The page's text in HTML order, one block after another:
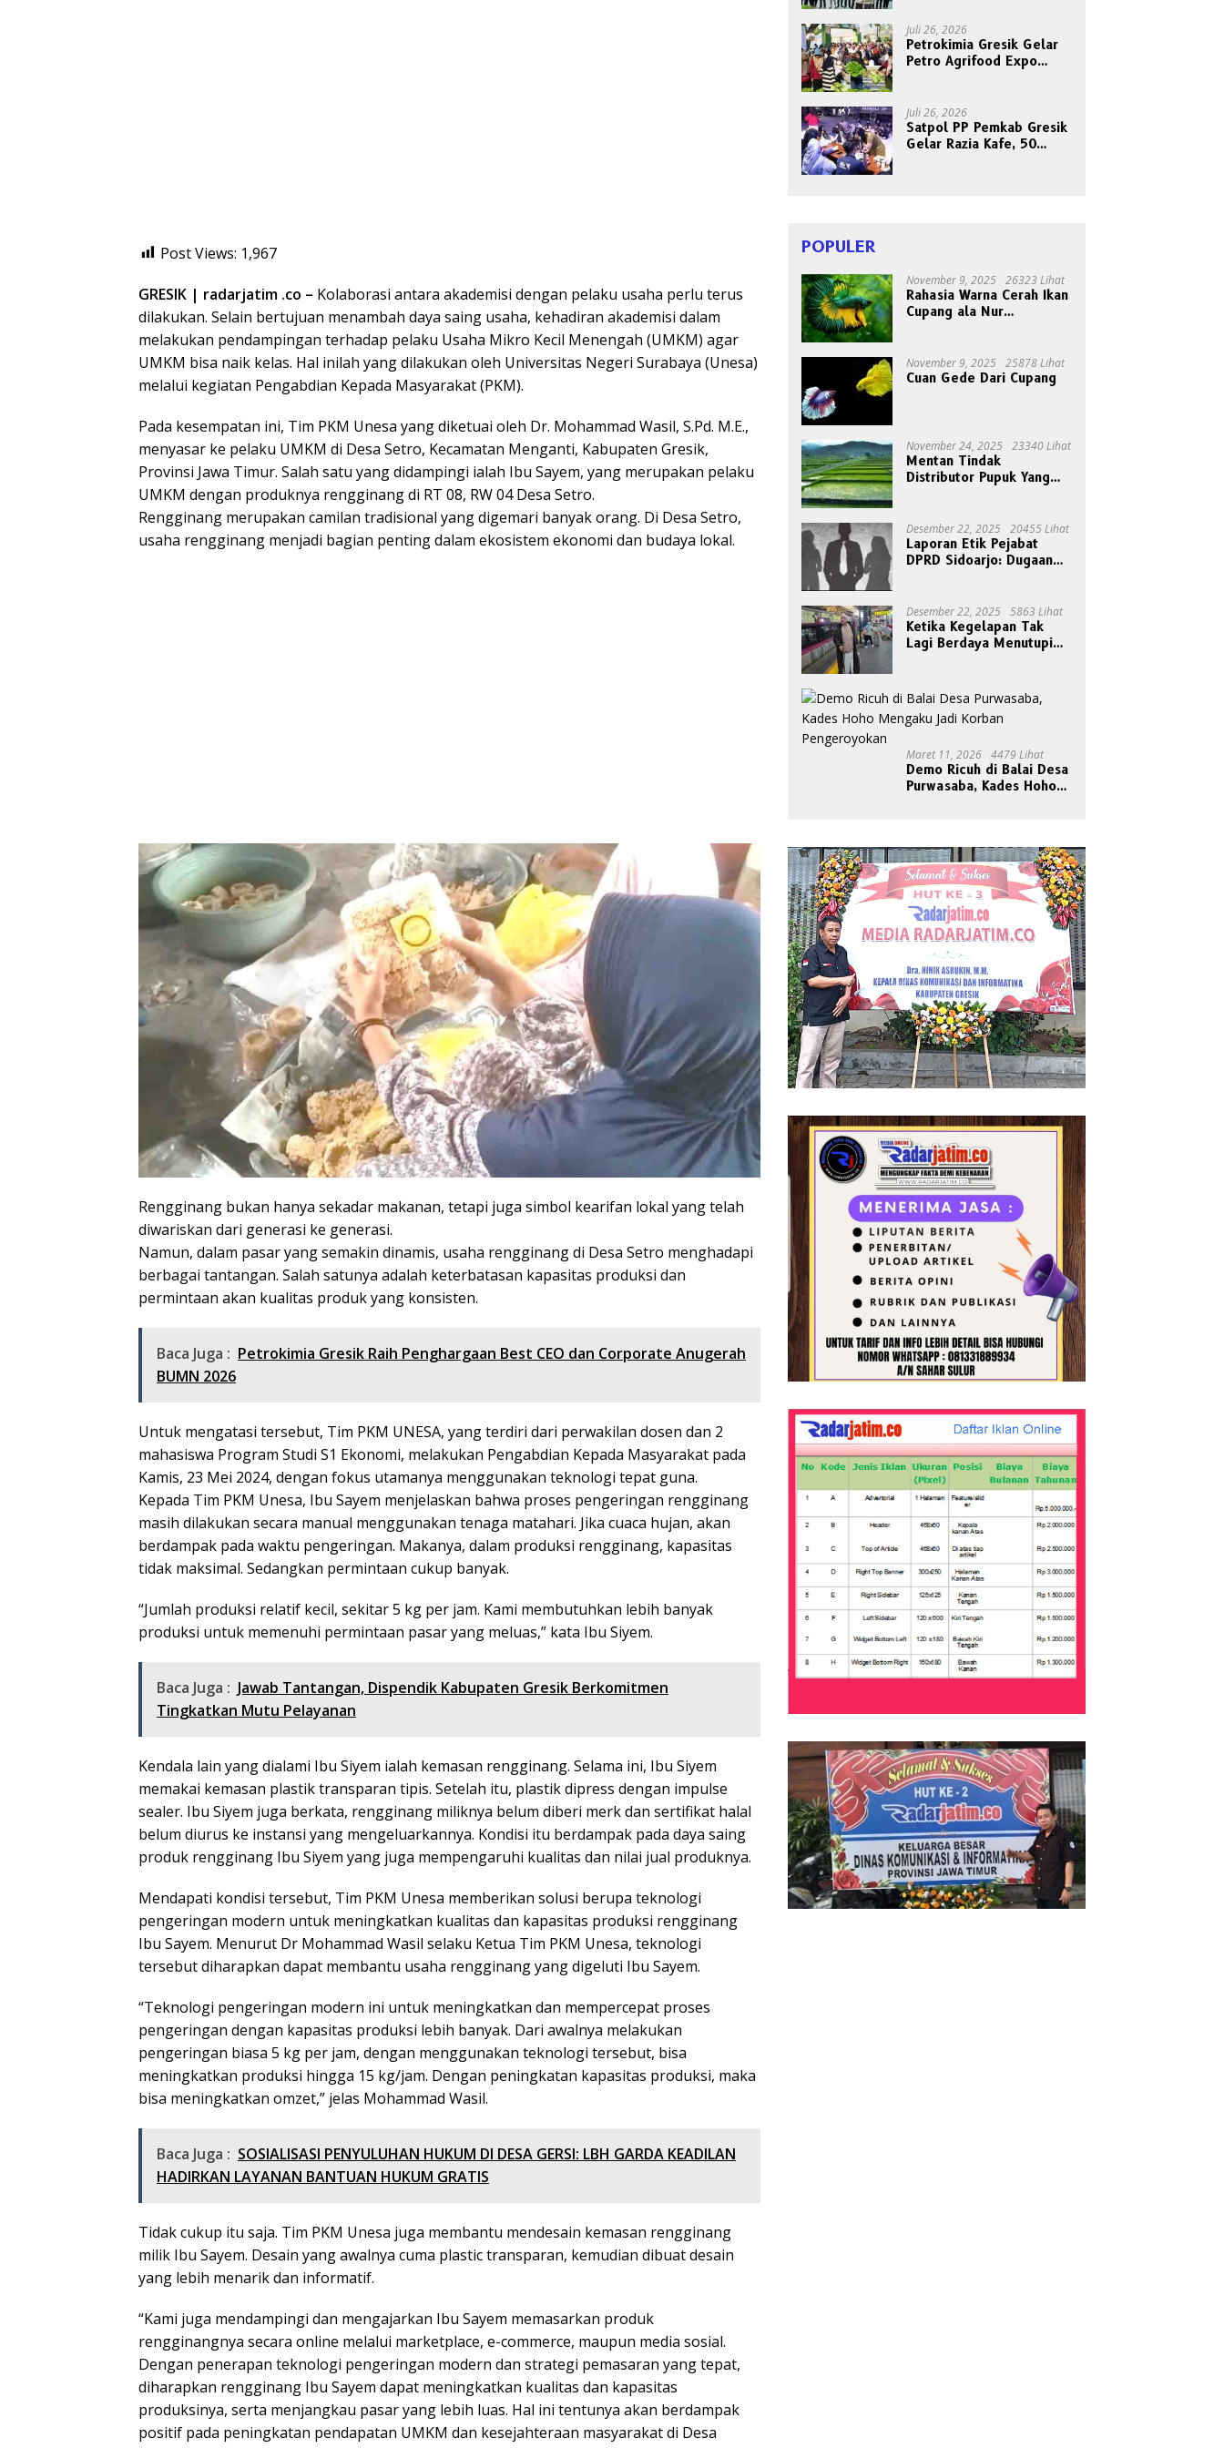
Post Views: 1,967
GRESIK | radarjatim .co – Kolaborasi antara akademisi dengan pelaku usaha perlu terus
dilakukan. Selain bertujuan menambah daya saing usaha, kehadiran akademisi dalam
melakukan pendampingan terhadap pelaku Usaha Mikro Kecil Menengah (UMKM) agar
UMKM bisa naik kelas. Hal inilah yang dilakukan oleh Universitas Negeri Surabaya (Unesa)
melalui kegiatan Pengabdian Kepada Masyarakat (PKM).
Pada kesempatan ini, Tim PKM Unesa yang diketuai oleh Dr. Mohammad Wasil, S.Pd. M.E.,
menyasar ke pelaku UMKM di Desa Setro, Kecamatan Menganti, Kabupaten Gresik,
Provinsi Jawa Timur. Salah satu yang didampingi ialah Ibu Sayem, yang merupakan pelaku
UMKM dengan produknya rengginang di RT 08, RW 04 Desa Setro.
Rengginang merupakan camilan tradisional yang digemari banyak orang. Di Desa Setro,
usaha rengginang menjadi bagian penting dalam ekosistem ekonomi dan budaya lokal.
Rengginang bukan hanya sekadar makanan, tetapi juga simbol kearifan lokal yang telah
diwariskan dari generasi ke generasi.
Namun, dalam pasar yang semakin dinamis, usaha rengginang di Desa Setro menghadapi
berbagai tantangan. Salah satunya adalah keterbatasan kapasitas produksi dan
permintaan akan kualitas produk yang konsisten.
Baca Juga : Petrokimia Gresik Raih Penghargaan Best CEO dan Corporate Anugerah
BUMN 2026
Untuk mengatasi tersebut, Tim PKM UNESA, yang terdiri dari perwakilan dosen dan 2
mahasiswa Program Studi S1 Ekonomi, melakukan Pengabdian Kepada Masyarakat pada
Kamis, 23 Mei 2024, dengan fokus utamanya menggunakan teknologi tepat guna.
Kepada Tim PKM Unesa, Ibu Sayem menjelaskan bahwa proses pengeringan rengginang
masih dilakukan secara manual menggunakan tenaga matahari. Jika cuaca hujan, akan
berdampak pada waktu pengeringan. Makanya, dalam produksi rengginang, kapasitas
tidak maksimal. Sedangkan permintaan cukup banyak.
“Jumlah produksi relatif kecil, sekitar 5 kg per jam. Kami membutuhkan lebih banyak
produksi untuk memenuhi permintaan pasar yang meluas,” kata Ibu Siyem.
Baca Juga : Jawab Tantangan, Dispendik Kabupaten Gresik Berkomitmen
Tingkatkan Mutu Pelayanan
Kendala lain yang dialami Ibu Siyem ialah kemasan rengginang. Selama ini, Ibu Siyem
memakai kemasan plastik transparan tipis. Setelah itu, plastik dipress dengan impulse
sealer. Ibu Siyem juga berkata, rengginang miliknya belum diberi merk dan sertifikat halal
belum diurus ke instansi yang mengeluarkannya. Kondisi itu berdampak pada daya saing
produk rengginang Ibu Siyem yang juga mempengaruhi kualitas dan nilai jual produknya.
Mendapati kondisi tersebut, Tim PKM Unesa memberikan solusi berupa teknologi
pengeringan modern untuk meningkatkan kualitas dan kapasitas produksi rengginang
Ibu Sayem. Menurut Dr Mohammad Wasil selaku Ketua Tim PKM Unesa, teknologi
tersebut diharapkan dapat membantu usaha rengginang yang digeluti Ibu Sayem.
“Teknologi pengeringan modern ini untuk meningkatkan dan mempercepat proses
pengeringan dengan kapasitas produksi lebih banyak. Dari awalnya melakukan
pengeringan biasa 5 kg per jam, dengan menggunakan teknologi tersebut, bisa
meningkatkan produksi hingga 15 kg/jam. Dengan peningkatan kapasitas produksi, maka
bisa meningkatkan omzet,” jelas Mohammad Wasil.
Baca Juga : SOSIALISASI PENYULUHAN HUKUM DI DESA GERSI: LBH GARDA KEADILAN
HADIRKAN LAYANAN BANTUAN HUKUM GRATIS
Tidak cukup itu saja. Tim PKM Unesa juga membantu mendesain kemasan rengginang
milik Ibu Sayem. Desain yang awalnya cuma plastic transparan, kemudian dibuat desain
yang lebih menarik dan informatif.
“Kami juga mendampingi dan mengajarkan Ibu Sayem memasarkan produk
rengginangnya secara online melalui marketplace, e-commerce, maupun media sosial.
Dengan penerapan teknologi pengeringan modern dan strategi pemasaran yang tepat,
diharapkan rengginang Ibu Sayem dapat meningkatkan kualitas dan kapasitas
produksinya, serta menjangkau pasar yang lebih luas. Hal ini tentunya akan berdampak
positif pada peningkatan pendapatan UMKM dan kesejahteraan masyarakat di Desa
Juli 26, 2026
Petrokimia Gresik Gelar
Petro Agrifood Expo
Sayuran
Juli 26, 2026
Satpol PP Pemkab Gresik
Gelar Razia Kafe, 50
POPULER
November 9, 2025 26323 Lihat
Rahasia Warna Cerah Ikan
Cupang ala Nur
November 9, 2025 25878 Lihat
Cuan Gede Dari Cupang
November 24, 2025 23340 Lihat
Mentan Tindak
Distributor Pupuk Yang
Desember 22, 2025 20455 Lihat
Laporan Etik Pejabat
DPRD Sidoarjo: Dugaan
Desember 22, 2025 5863 Lihat
Ketika Kegelapan Tak
Lagi Berdaya Menutupi
Maret 11, 2026 4479 Lihat
Demo Ricuh di Balai Desa
Purwasaba, Kades Hoho